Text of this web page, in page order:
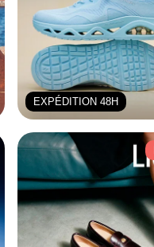
EXPÉDITION 48H